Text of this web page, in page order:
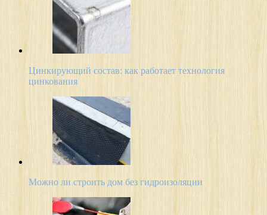
Цинкирующий состав: как работает технология
цинкования
Можно ли строить дом без гидроизоляции